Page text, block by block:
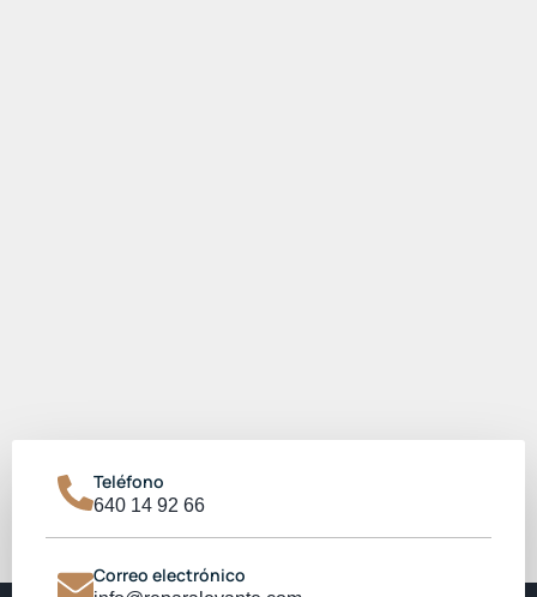
Teléfono
640 14 92 66
Correo electrónico